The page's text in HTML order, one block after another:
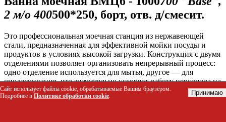
2 м/о 400500*250, борт, отв. д/смесит.
Это профессиональная моечная станция из нержавеющей
стали, предназначенная для эффективной мойки посуды и
продуктов в условиях высокой загрузки. Конструкция с двумя
отделениями позволяет организовать непрерывный процесс:
одно отделение используется для мытья, другое — для
ополаскивания, что значительно ускоряет работу персонала на
кухне или в производственной зоне.
Сайт использует файлы cookie, обрабатываемые Вашим браузером.
Подробнее в Политике обработки cookie. Принимаю